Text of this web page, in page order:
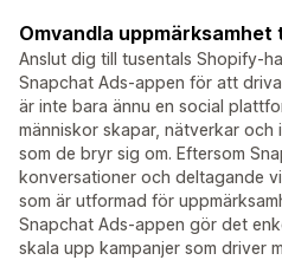
Omvandla
Anslut dig till tusentals Shopify-
Snapchat Ads-appen för att
är inte bara ännu en social
människor skapar, nätverkar och
som de bryr sig om. Eftersom
konversationer och deltagande
som är utformad för
Snapchat Ads-appen gör det
skala upp kampanjer som driver